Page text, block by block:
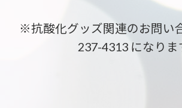
※抗酸化グッズ関連のお問い
237-4313 になりま